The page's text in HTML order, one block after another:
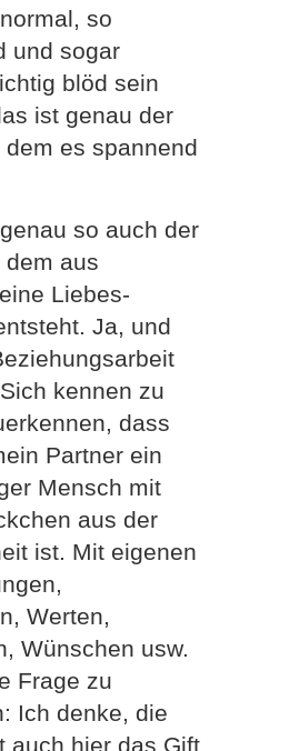
so
und sogar
blöd sein
ist genau der
es spannend
so auch der
dem aus
Liebes-
Ja, und
kennen zu
dass
Partner ein
Mensch mit
aus der
ist. Mit eigenen
Werten,
Wünschen usw.
Frage zu
Ich denke, die
auch hier das Gift.